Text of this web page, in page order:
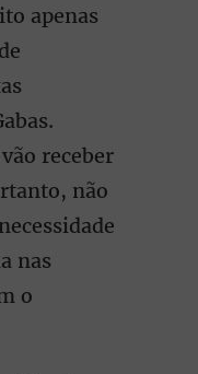
apenas
receber
não
nas
o